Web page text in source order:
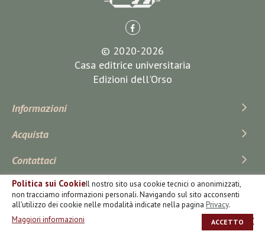
Politica sui CookieIl nostro sito usa cookie tecnici o anonimizzati,
non tracciamo informazioni personali. Navigando sul sito acconsenti
all'utilizzo dei cookie nelle modalità indicate nella pagina Privacy.
Maggiori informazioni
ACCETTO
© 2020-2026
Casa editrice universitaria
Edizioni dell'Orso
Informazioni
Acquista
Contattaci
Iscriviti Alla Newsletter